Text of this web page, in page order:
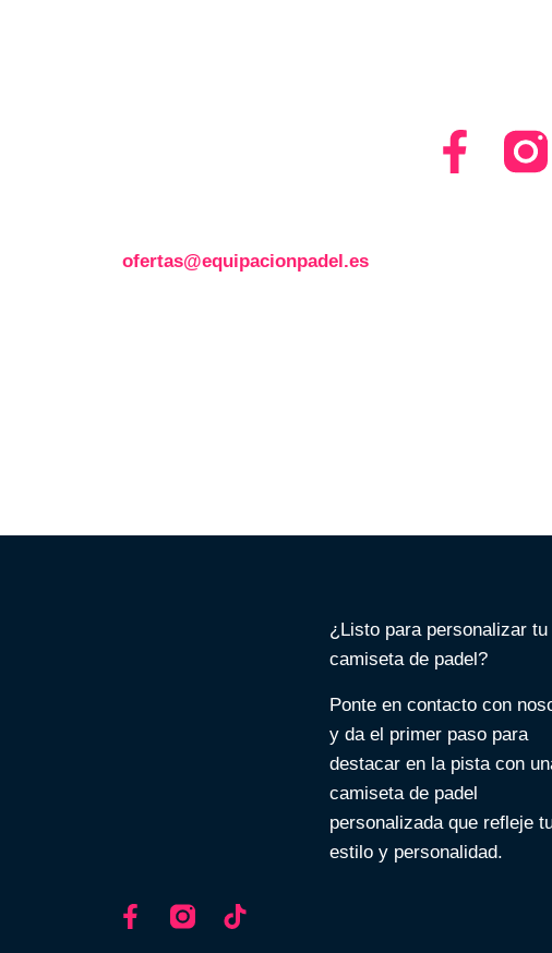
ofertas@equipacionpadel.es
¿Listo para personalizar tu
camiseta de padel?
Ponte en contacto con
y da el primer paso para
destacar en la pista con
camiseta de padel
personalizada que refleje
estilo y personalidad.